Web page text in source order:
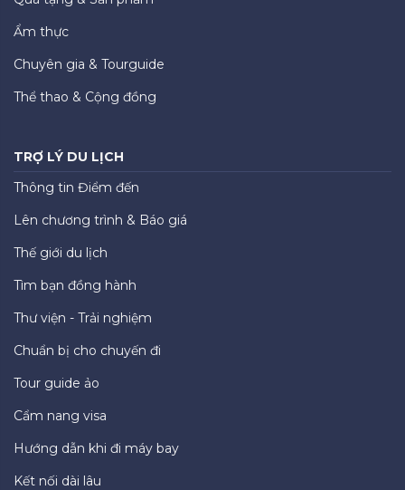
Ẩm thực
Chuyên gia & Tourguide
Thể thao & Cộng đồng
TRỢ LÝ DU LỊCH
Thông tin Điểm đến
Lên chương trình & Báo giá
Thế giới du lịch
Tìm bạn đồng hành
Thư viện - Trải nghiệm
Chuẩn bị cho chuyến đi
Tour guide ảo
Cẩm nang visa
Hướng dẫn khi đi máy bay
Kết nối dài lâu